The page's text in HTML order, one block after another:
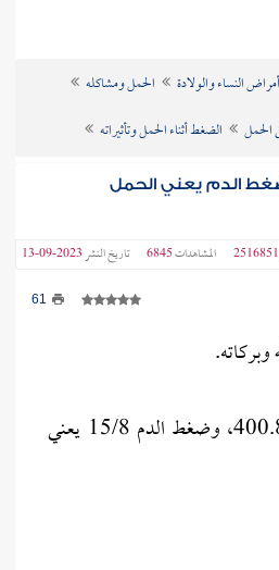
أمراض النساء والولادة
الحمل ومشاكله
الحمل الضغط أثناء الحمل وتأثيراته
الدم يعني الحمل
2516851 المشاهدات6845 تاريخ النشر2023-09-13
61
هل ارتفاع البروتين 400.81، وضغط الدم 15/8 يعني